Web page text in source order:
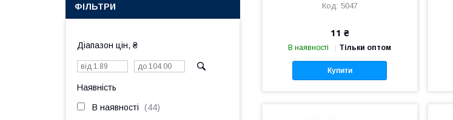
5047
11 ₴
В наявності Тільки оптом
Купити
ФІЛЬТРИ
Діапазон цін, ₴
Наявність
В наявності 44